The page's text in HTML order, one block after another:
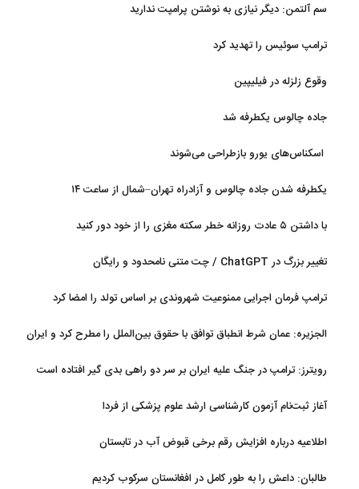
سم آلتمن: دیگر نیازی به نوشتن پرامپت ندارید
ترامپ سوئیس را تهدید کرد
وقوع زلزله در فیلیپین
جاده چالوس یکطرفه شد
اسکناس‌های یورو بازطراحی می‌شوند
یکطرفه شدن جاده چالوس و آزادراه تهران–شمال از ساعت ۱۴
با داشتن ۵ عادت روزانه خطر سکته مغزی را از خود دور کنید
تغییر بزرگ در ChatGPT / چت متنی نامحدود و رایگان
ترامپ فرمان اجرایی ممنوعیت شهروندی بر اساس تولد را امضا کرد
الجزیره: عمان شرط انطباق توافق با حقوق بین‌الملل را مطرح کرد و ایران
رویترز: ترامپ در جنگ علیه ایران بر سر دو راهی بدی گیر افتاده است
آغاز ثبت‌نام‌ آزمون کارشناسی ارشد علوم پزشکی از فردا
اطلاعیه درباره افزایش رقم برخی قبوض آب در تابستان
طالبان: داعش را به طور کامل در افغانستان سرکوب کردیم